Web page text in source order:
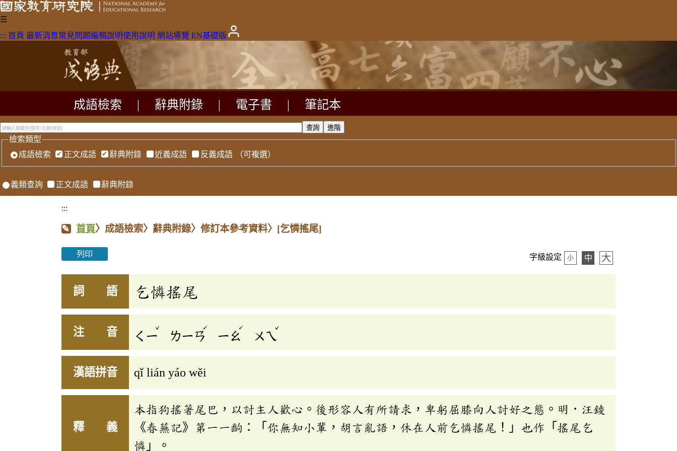
☰
::: 首頁 最新消息常見問題編輯說明使用說明 網站導覽 EN基礎版
成語檢索 辭典附錄 電子書 筆記本
檢索類型
成語檢索
正文成語 辭典附錄 近義成語 反義成語 （可複選）
義類查詢 正文成語 辭典附錄
:::
首頁〉成語檢索〉辭典附錄〉修訂本參考資料〉 [乞憐搖尾]
列印 字級設定 小 中 大
詞 語 乞憐搖尾
注 音 ㄑㄧ
ˇ
ㄌㄧㄢ
ˊ
ㄧㄠ
ˊ
ㄨㄟ
ˇ
漢語拼音 qǐ lián yáo wěi
釋 義
本指狗搖著尾巴，以討主人歡心。後形容人有所請求，卑躬屈膝向人討好之態。明．汪錂
《春蕪記》第一一齣：「你無知小輩，胡言亂語，休在人前乞憐搖尾！」也作「搖尾乞
憐」。